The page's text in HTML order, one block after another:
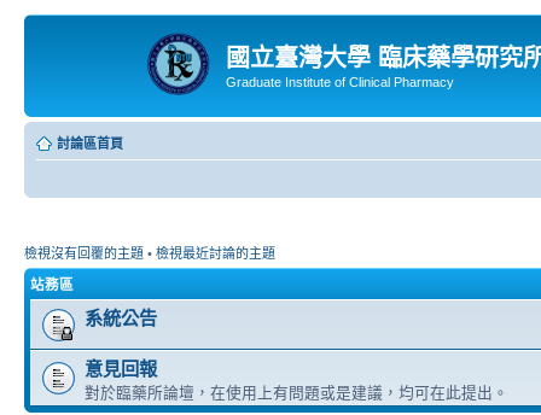
國立臺灣大學 臨床藥學研究
Graduate Institute of Clinical Pharmacy
討論區首頁
檢視沒有回覆的主題 • 檢視最近討論的主題
站務區
系統公告
意見回報
對於臨藥所論壇，在使用上有問題或是建議，均可在此提出。